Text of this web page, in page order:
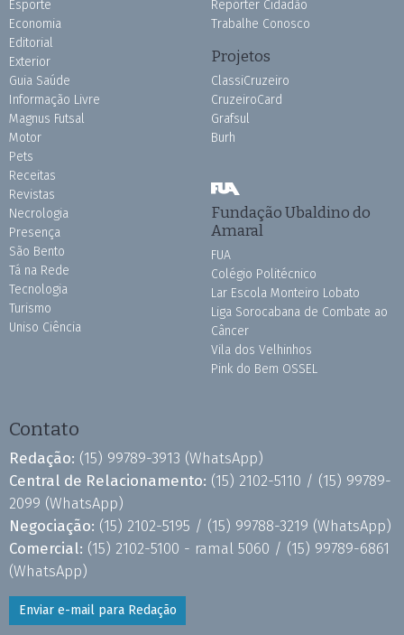
Esporte
Economia
Editorial
Exterior
Guia Saúde
Informação Livre
Magnus Futsal
Motor
Pets
Receitas
Revistas
Necrologia
Presença
São Bento
Tá na Rede
Tecnologia
Turismo
Uniso Ciência
Repórter Cidadão
Trabalhe Conosco
Projetos
ClassiCruzeiro
CruzeiroCard
Grafsul
Burh
Fundação Ubaldino do
Amaral
FUA
Colégio Politécnico
Lar Escola Monteiro Lobato
Liga Sorocabana de Combate ao
Câncer
Vila dos Velhinhos
Pink do Bem OSSEL
Contato
Redação: (15) 99789-3913 (WhatsApp)
Central de Relacionamento: (15) 2102-5110 / (15) 99789-
2099 (WhatsApp)
Negociação: (15) 2102-5195 / (15) 99788-3219 (WhatsApp)
Comercial: (15) 2102-5100 - ramal 5060 / (15) 99789-6861
(WhatsApp)
Enviar e-mail para Redação